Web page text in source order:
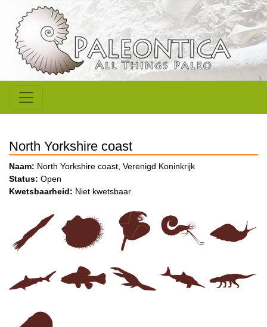
North Yorkshire coast
Naam: North Yorkshire coast, Verenigd Koninkrijk
Status: Open
Kwetsbaarheid: Niet kwetsbaar